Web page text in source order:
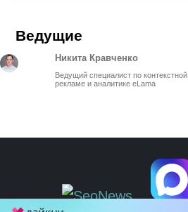
Ведущие
Никита Кравченко
Ведущий специалист по контекстной
рекламе и аналитике eLama